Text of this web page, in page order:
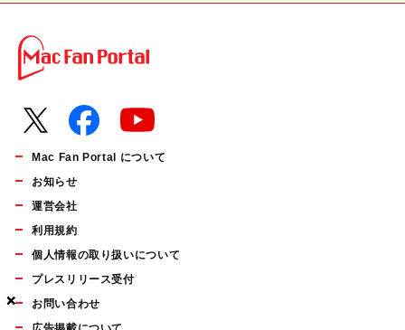
×
×
×
Mac Fan Portal について
お知らせ
運営会社
利用規約
個人情報の取り扱いについて
プレスリリース受付
お問い合わせ